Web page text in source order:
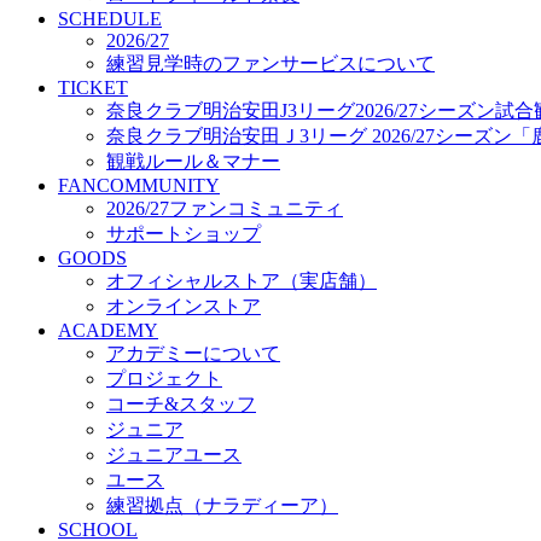
プロジェクト
コーチ&スタッフ
ジュニア
ジュニアユース
ユース
練習拠点（ナラディーア）
SCHOOL
CLUB
2026/27 パートナー企業
パートナー募集
クラブ理念
クラブ情報
サステナビリティ
Web制作支援
応援プロジェクト
SCHEDULE
2026/27
練習見学時のファンサービスについて
TICKET
奈良クラブ明治安田J3リーグ2026/27シーズン試合
奈良クラブ明治安田Ｊ3リーグ 2026/27シーズン「
観戦ルール＆マナー
FANCOMMUNITY
2026/27ファンコミュニティ
サポートショップ
GOODS
オフィシャルストア（実店舗）
オンラインストア
ACADEMY
アカデミーについて
プロジェクト
コーチ&スタッフ
ジュニア
ジュニアユース
ユース
練習拠点（ナラディーア）
SCHOOL